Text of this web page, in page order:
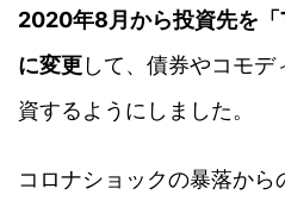
2020年8月から投資先を「
に変更して、債券やコモ
資するようにしました。
コロナショックの暴落から